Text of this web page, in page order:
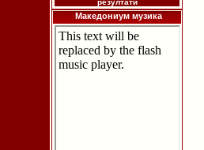
резултати
Македониум музика